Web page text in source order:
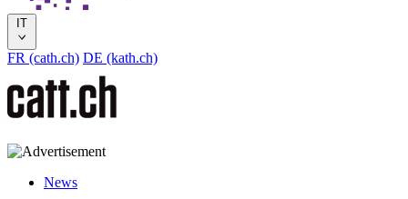
IT
FR (cath.ch) DE (kath.ch)
News